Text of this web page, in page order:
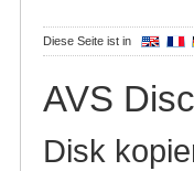
Diese Seite ist in
AVS
Disk